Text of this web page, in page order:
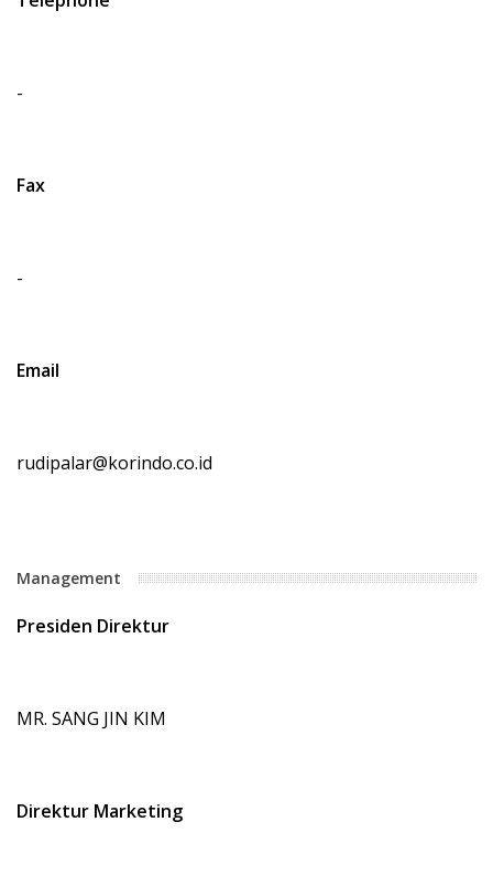
-
Fax
-
Email
rudipalar@korindo.co.id
Management
Presiden Direktur
MR. SANG JIN KIM
Direktur Marketing